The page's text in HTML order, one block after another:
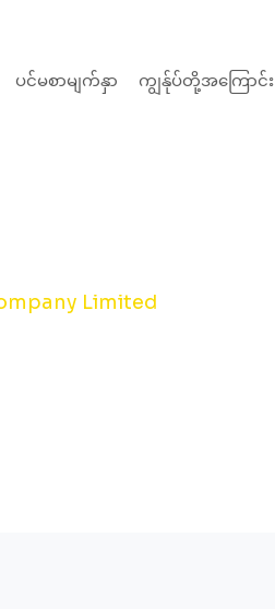
ပင်မစာမျက်နှာ ကျွန်ုပ်တို့အကြောင်း
Limited